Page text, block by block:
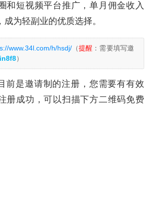
和短视频平台推广，单月佣金收入
为轻副业的优质选择。
www.34l.com/h/hsdj/（提醒 ：需要填写邀
）
前是邀请制的注册，您需要有有效
册成功，可以扫描下方二维码免费